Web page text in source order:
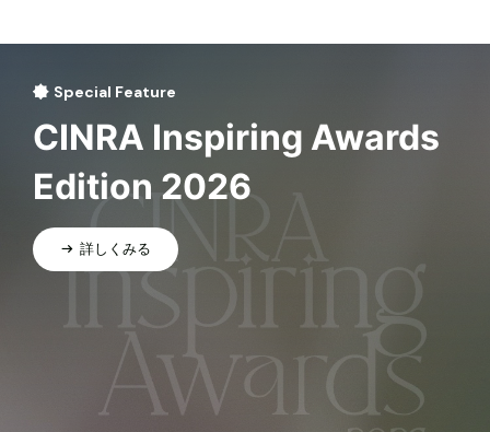
Special Feature
CINRA Inspiring Awards
Edition 2026
詳しくみる